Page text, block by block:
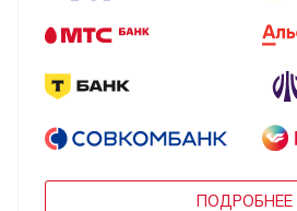
ПОДРОБНЕЕ